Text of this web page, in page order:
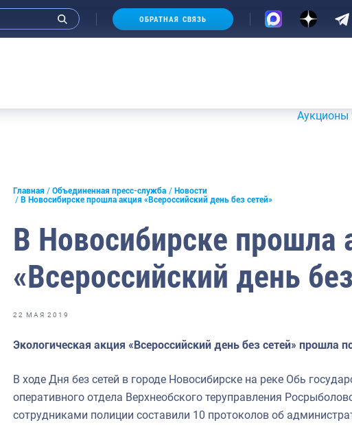
литература
нравственных
ОБРАТНАЯ СВЯЗЬ
Аукционы 20-21
Главная Объединенная пресс-служба
Новости
В Новосибирске прошла акция «Всероссийский день без сетей»
В Новосибирске прошла
«Всероссийский день
22 МАЯ 2019
Экологическая акция «Всероссийский день без сетей» прошла
В ходе Дня без сетей в городе Новосибирске на реке Обь
оперативного отдела Верхнеобского теруправления
сотрудниками полиции составили 10 протоколов об